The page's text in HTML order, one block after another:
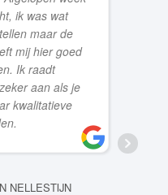
Afgelopen week
ik was wat
maar de
mij hier goed
Ik raadt
aan als je
kwalitatieve